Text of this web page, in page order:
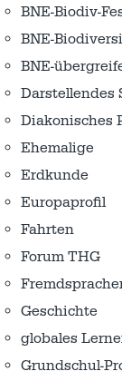
BNE-Biodiv-
BNE-
BNE-
Darstellendes
Diakonisches
Ehemalige
Erdkunde
Europaprofil
Fahrten
Forum THG
Geschichte
globales
Grundschul-